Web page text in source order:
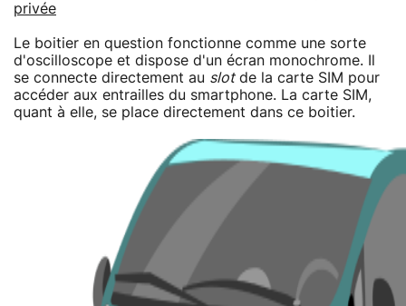
privée
Le boitier en question fonctionne comme une sorte
d'oscilloscope et dispose d'un écran monochrome. Il
se connecte directement au slotde la carte SIM pour
accéder aux entrailles du smartphone. La carte SIM,
quant à elle, se place directement dans ce boitier.